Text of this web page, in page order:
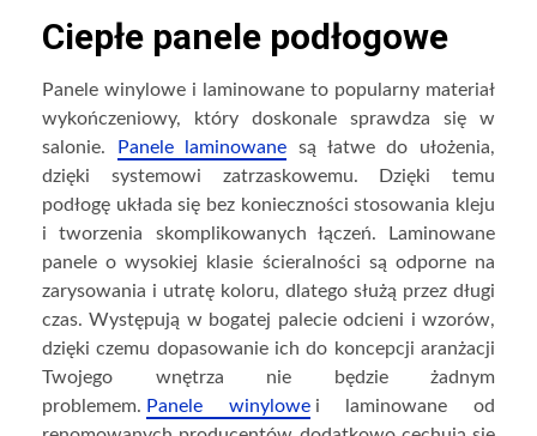
Ciepłe panele podłogowe
Panele winylowe i laminowane to popularny materiał
wykończeniowy, który doskonale sprawdza się w
salonie. Panele laminowane są łatwe do ułożenia,
dzięki systemowi zatrzaskowemu. Dzięki temu
podłogę układa się bez konieczności stosowania kleju
i tworzenia skomplikowanych łączeń. Laminowane
panele o wysokiej klasie ścieralności są odporne na
zarysowania i utratę koloru, dlatego służą przez długi
czas. Występują w bogatej palecie odcieni i wzorów,
dzięki czemu dopasowanie ich do koncepcji aranżacji
Twojego wnętrza nie będzie żadnym
problemem. Panele winylowei laminowane od